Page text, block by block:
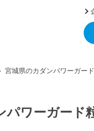
宮城県のカダンパワーガー
パワーガード